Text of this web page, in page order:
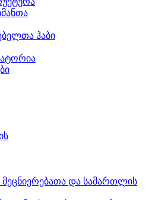
ჰაბი
და სამართლის